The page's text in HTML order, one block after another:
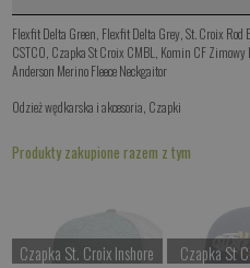
Flexfit Delta Green Flexfit Delta Grey ,St. Croix Rod
CSTCO Czapka St Croix CMBL Komin CF Zimowy
Anderson Merino Fleece Neckgaitor
Odzież wędkarska i akcesoria Czapki
Produkty zakupione razem z tym
Czapka St. Croix Inshore
Czapka St